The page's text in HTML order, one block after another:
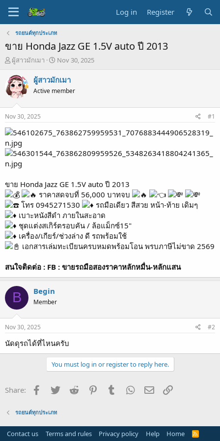
Log in Register
รถยนต์ทุกประเภท
ขาย Honda Jazz GE 1.5V auto ปี 2013
T
r
e
a
t
a
r
t
e
r
ผู้สาวมักเมา
S
a
t
e
Nov 30, 2025
ผู้สาวมักเมา
Active member
Nov 30, 2025 #1
ขาย Honda Jazz GE 1.5V auto ปี 2013
ราคาสดจบที่ 56,000 บาทจบ
โทร 0945271530
รถมือเดียว สีสวย หน้า-ท้าย เดิมๆ
เบาะหนังสีดำ ภายในสะอาด
ชุดแต่งสเกิร์ตรอบคัน / ล้อแม็กซ์15"
เครื่อง/เกียร์/ช่วงล่าง ดี รถพร้อมใช้
เอกสารเล่มทะเบียนครบหมดพร้อมโอน พรบภาษีไม่ขาด 2569
สนใจติดต่อ : FB : ขายรถมือสองราคาหลักหมื่น-หลักแสน
B Begin
Member
Nov 30, 2025 #2
นัดดุรถได้ที่ไหนครับ
You must log in or register to reply here.
Share: Facebook
Twitter Reddit PinterestTumblr WhatsApp
Email
รถยนต์ทุกประเภท
Contact us Terms and rules Privacy policy Help Home
R